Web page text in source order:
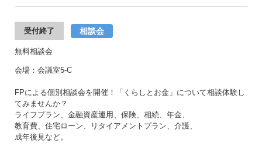
受付終了 相談会
無料相談会
会場：会議室5-C
FPによる個別相談会を開催！「くらしとお金」について相談体験し
てみませんか？
ライフプラン、金融資産運用、保険、相続、年金、
教育費、住宅ローン、リタイアメントプラン、介護、
成年後見など。